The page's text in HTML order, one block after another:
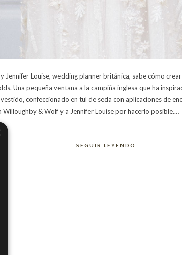
Jennifer Louise, wedding planner británica, sabe cómo
Una pequeña ventana a la campiña inglesa que ha
confeccionado en tul de seda con aplicaciones de
Willoughby & Wolf y a Jennifer Louise por hacerlo posible.…
SEGUIR LEYENDO